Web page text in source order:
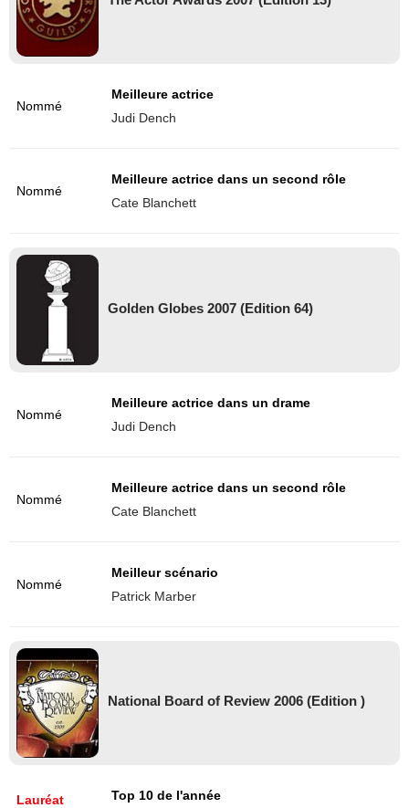
Nommé
Meilleure actrice
Judi Dench
Nommé
Meilleure actrice dans un second rôle
Cate Blanchett
Golden Globes 2007 (Edition 64)
Nommé
Meilleure actrice dans un drame
Judi Dench
Nommé
Meilleure actrice dans un second rôle
Cate Blanchett
Nommé
Meilleur scénario
Patrick Marber
National Board of Review 2006 (Edition )
Lauréat Top 10 de l'année